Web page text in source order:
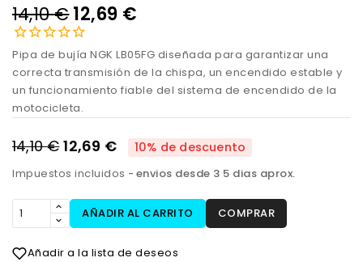
14,10 €12,69 €
Pipa de bujía NGK LB05FG diseñada para garantizar una
correcta transmisión de la chispa, un encendido estable y
un funcionamiento fiable del sistema de encendido de la
motocicleta.
14,10 € 12,69 € 10% de descuento
Impuestos incluidos envios desde 3 5 dias aprox.
AÑADIR AL CARRITO COMPRAR
Añadir a la lista de deseos